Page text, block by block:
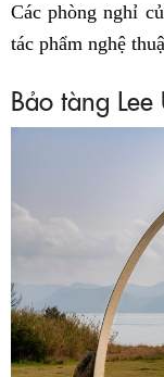
Các phòng nghỉ
tác phẩm nghệ
Bảo tàng Lee